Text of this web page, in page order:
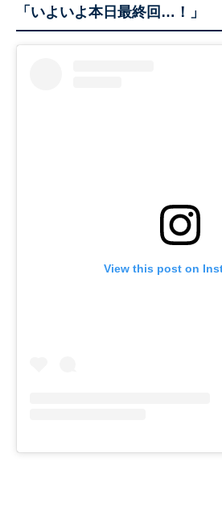
「いよいよ本日最終回…！」
View this post on